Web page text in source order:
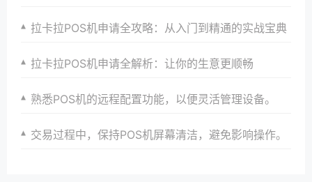
拉卡拉POS机申请全攻略：从入门到精通的实战宝典
拉卡拉POS机申请全解析：让你的生意更顺畅
熟悉POS机的远程配置功能，以便灵活管理设备。
交易过程中，保持POS机屏幕清洁，避免影响操作。